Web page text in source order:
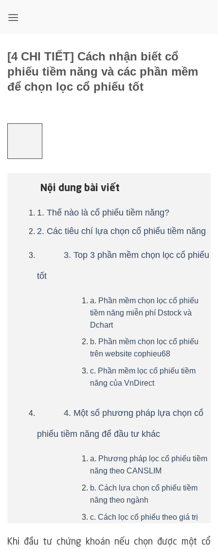
qua
[4 CHI TIẾT] Cách nhận biết cổ
phiếu tiềm năng và các phần mềm
để chọn lọc cổ phiếu tốt
Nội dung bài viết
1. Thế nào là cổ phiếu tiềm năng?
2. Các tiêu chí lựa chọn cổ phiếu tiềm năng
3. Top 3 phần mềm chọn lọc cổ phiếu
tốt
a. Phần mềm chọn lọc cổ phiếu
tiềm năng miễn phí Dstock và
Dchart
b. Phần mềm chọn lọc cổ phiếu
trên website cophieu68
c. Phần mềm lọc cổ phiếu tiềm
năng của VnDirect
4. Một số phương pháp lựa chọn cổ
phiếu tiềm năng để đầu tư khác
a. Phương pháp lọc cổ phiếu tiềm
năng theo CANSLIM
b. Cách lựa chọn cổ phiếu tiềm
năng theo ngành
c. Cách lọc cổ phiếu theo giá trị
Khi đầu tư chứng khoán nếu chọn được một cổ